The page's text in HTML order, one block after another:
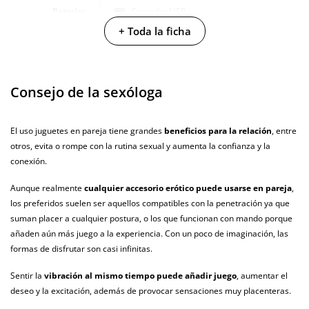
agua
100% sumergible
vegano
No testado en
Envío discreto Paquete discreto y sin distintivos
3 años de garantía
Producto
¿Cuándo lo
+ Toda la ficha
Consejo de la sexóloga
El uso juguetes en pareja tiene grandes beneficios para la relación, entre
otros, evita o rompe con la rutina sexual y aumenta la confianza y la
conexión.
Aunque realmentecualquier accesorio erótico puede usarse en pareja,
los preferidos suelen ser aquellos compatibles con la penetración ya que
suman placer a cualquier postura, o los que funcionan con mando porque
añaden aún más juego a la experiencia. Con un poco de imaginación, las
formas de disfrutar son casi infinitas.
Sentir la vibración al mismo tiempo puede añadir juego, aumentar el
deseo y la excitación, además de provocar sensaciones muy placenteras.